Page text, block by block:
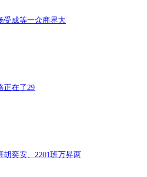
受成等一众商界大
正在了29
胡奕安、2201班万昇两